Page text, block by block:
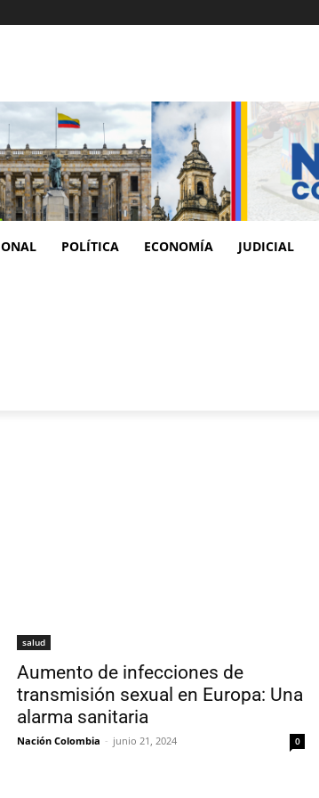
POLÍTICA ECONOMÍA JUDICIAL
salud
Aumento de infecciones de
transmisión sexual en Europa: Una
alarma sanitaria
Nación Colombia - junio 21, 2024 0